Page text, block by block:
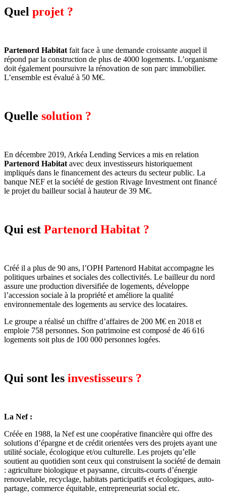
Quel projet ?
Partenord Habitat fait face à une demande croissante auquel il
répond par la construction de plus de 4000 logements. L’organisme
doit également poursuivre la rénovation de son parc immobilier.
L’ensemble est évalué à 50 M€.
Quelle solution ?
En décembre 2019, Arkéa Lending Services a mis en relation
Partenord Habitat avec deux investisseurs historiquement
impliqués dans le financement des acteurs du secteur public. La
banque NEF et la société de gestion Rivage Investment ont financé
le projet du bailleur social à hauteur de 39 M€.
Qui est Partenord Habitat ?
Créé il a plus de 90 ans, l’OPH Partenord Habitat accompagne les
politiques urbaines et sociales des collectivités. Le bailleur du nord
assure une production diversifiée de logements, développe
l’accession sociale à la propriété et améliore la qualité
environnementale des logements au service des locataires.
Le groupe a réalisé un chiffre d’affaires de 200 M€ en 2018 et
emploie 758 personnes. Son patrimoine est composé de 46 616
logements soit plus de 100 000 personnes logées.
Qui sont les investisseurs ?
La Nef :
Créée en 1988, la Nef est une coopérative financière qui offre des
solutions d’épargne et de crédit orientées vers des projets ayant une
utilité sociale, écologique et/ou culturelle. Les projets qu’elle
soutient au quotidien sont ceux qui construisent la société de demain
: agriculture biologique et paysanne, circuits-courts d’énergie
renouvelable, recyclage, habitats participatifs et écologiques, auto-
partage, commerce équitable, entrepreneuriat social etc.